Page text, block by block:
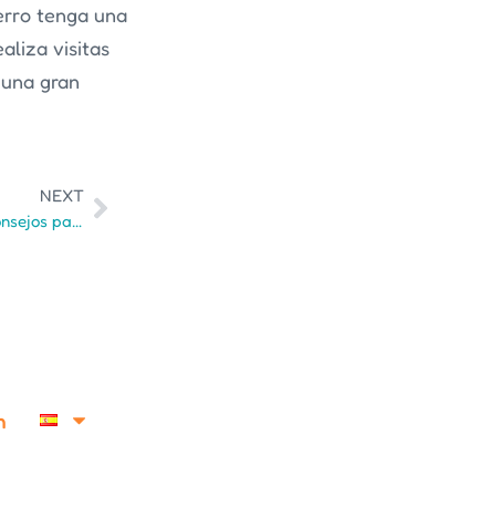
tenga una
visitas
gran
NEXT
Descanso en jaulas para perros: Consejos para una recuperación sin problemas